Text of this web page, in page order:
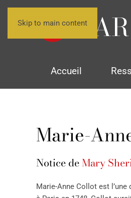
Skip to main content
Accueil
Marie-
Notice deMary
Marie-Anne Collot est